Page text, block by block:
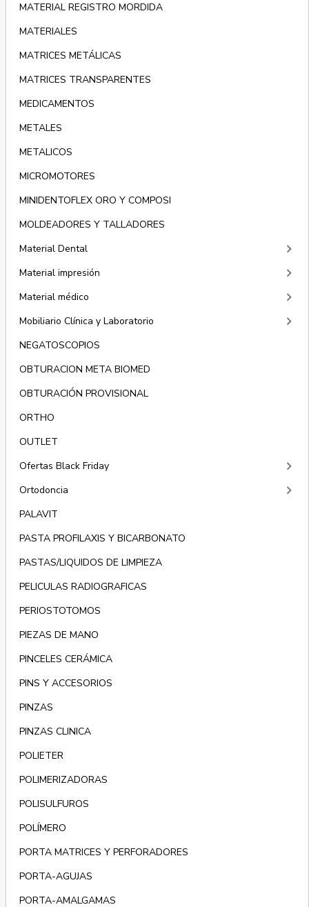
MATERIAL REGISTRO MORDIDA
MATERIALES
MATRICES METÁLICAS
MATRICES TRANSPARENTES
MEDICAMENTOS
METALES
METALICOS
MICROMOTORES
MINIDENTOFLEX ORO Y COMPOSI
MOLDEADORES Y TALLADORES
Material Dental
keyboard_arrow_right
Material impresión keyboard_arrow_right
Material médico keyboard_arrow_right
Mobiliario Clínica y Laboratorio keyboard_arrow_right
NEGATOSCOPIOS
OBTURACION META BIOMED
OBTURACIÓN PROVISIONAL
ORTHO
OUTLET
Ofertas Black Friday
keyboard_arrow_right
Ortodoncia keyboard_arrow_right
PALAVIT
PASTA PROFILAXIS Y BICARBONATO
PASTAS/LIQUIDOS DE LIMPIEZA
PELICULAS RADIOGRAFICAS
PERIOSTOTOMOS
PIEZAS DE MANO
PINCELES CERÁMICA
PINS Y ACCESORIOS
PINZAS
PINZAS CLINICA
POLIETER
POLIMERIZADORAS
POLISULFUROS
POLÍMERO
PORTA MATRICES Y PERFORADORES
PORTA-AGUJAS
PORTA-AMALGAMAS